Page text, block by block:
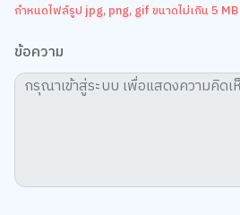
กำหนดไฟล์รูป jpg, png, gif ขนาดไม่เกิน 5
ข้อความ